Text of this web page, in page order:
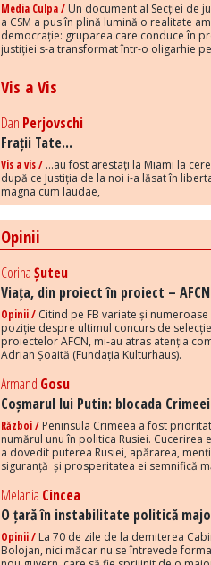
Media Culpa / Un document al Secției de
a CSM a pus în plină lumină o realitate
democrație: gruparea care conduce în
justiției s-a transformat într-o oligarhie
Vis a Vis
Dan Perjovschi
Frații Tate...
Vis a vis / ...au fost arestați la Miami la
după ce Justiția de la noi i-a lăsat în
magna cum laudae,
Opinii
CorinaȘuteu
Viața, din proiect în proiect – AFCN
Opinii / Citind pe FB variate și
poziție despre ultimul concurs de
proiectelor AFCN, mi-au atras atenția
Adrian Șoaită (Fundația Kulturhaus).
Armand Gosu
Coșmarul lui Putin: blocada Crimeei
Război / Peninsula Crimeea a fost
numărul unu în politica Rusiei. Cucerirea
a dovedit puterea Rusiei, apărarea,
siguranță și prosperitatea ei semnifică
Melania Cincea
O țară în instabilitate politică
Opinii / La 70 de zile de la demiterea
Bolojan, nici măcar nu se întrevede